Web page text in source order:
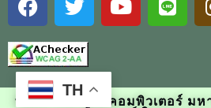
พัฒนาโดย ศูนย์คอมพิวเตอร์ มห
TH